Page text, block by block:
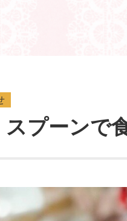
スプーンで